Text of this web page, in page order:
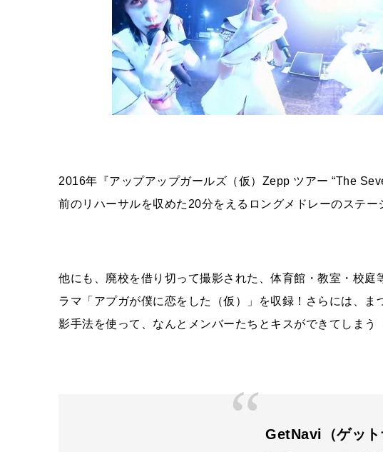
2016年『アップアップガールズ（仮） Zepp ツアー “The
前のリハーサルを収めた 20分をえるロングメドレーのステー
他にも、廃校を借り切って撮影された、体育館・教室・校庭
ラマ「アプガが僕に恋をした（仮）」を収録！さらには、
影手法を使って、なんとメンバーたちとキスができてしまう「
GetNavi（ゲット